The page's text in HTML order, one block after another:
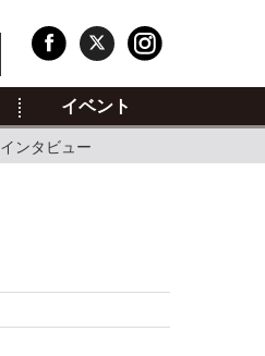
インタビュー
イベント